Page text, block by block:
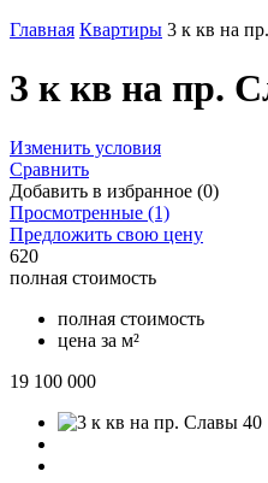
Главная Квартиры 3 к кв на
3 к кв на пр.
Изменить условия
Сравнить
Добавить в избранное (0)
Просмотренные (1)
Предложить свою цену
620
полная стоимость
полная стоимость
цена за м²
19 100 000